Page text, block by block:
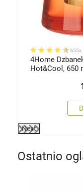
655x
4Home
Hot&Cool, 650
Next
Ostatnio